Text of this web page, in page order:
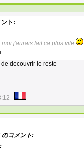
ント:
j'aurais fait ca plus vite
decouvrir le reste
のコメント: